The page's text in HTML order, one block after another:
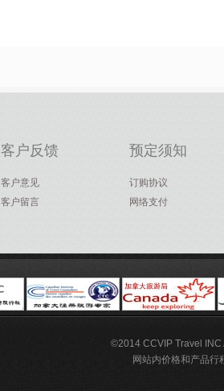
客户反馈
客户意见
客户留言
预定须知
订购协议
网络支付
©2014 CCVIP Travel INC
网站内价格和产品行